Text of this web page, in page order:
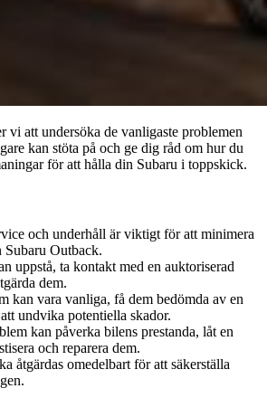
vi att undersöka de vanligaste problemen
kan stöta på och ge dig råd om hur du
för att hålla din Subaru i toppskick.
och underhåll är viktigt för att minimera
Subaru Outback.
uppstå, ta kontakt med en auktoriserad
dem.
kan vara vanliga, få dem bedömda av en
undvika potentiella skador.
kan påverka bilens prestanda, låt en
och reparera dem.
åtgärdas omedelbart för att säkerställa